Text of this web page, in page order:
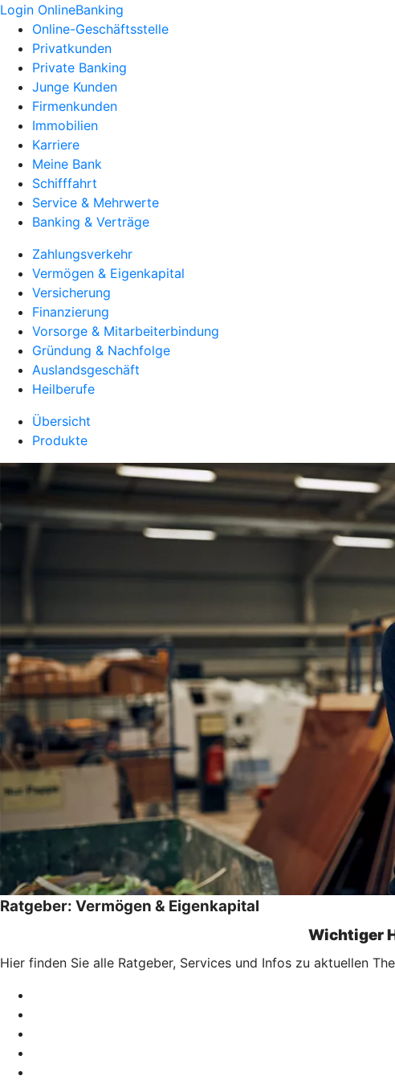
Login OnlineBanking
Online-Geschäftsstelle
Privatkunden
Private Banking
Junge Kunden
Firmenkunden
Immobilien
Karriere
Meine Bank
Schifffahrt
Service & Mehrwerte
Banking & Verträge
Zahlungsverkehr
Vermögen & Eigenkapital
Versicherung
Finanzierung
Vorsorge & Mitarbeiterbindung
Gründung & Nachfolge
Auslandsgeschäft
Heilberufe
Übersicht
Produkte
Ratgeber: Vermögen & Eigenkapital
Wichtiger
Hier finden Sie alle Ratgeber, Services und Infos zu aktuellen